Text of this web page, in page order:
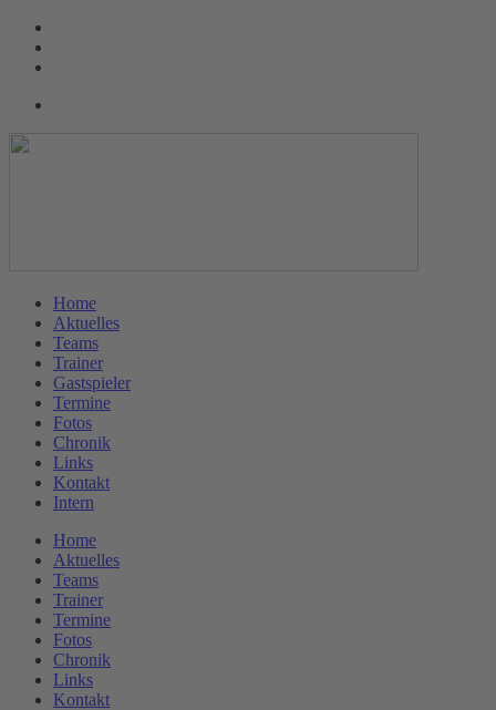
Home
Aktuelles
Teams
Trainer
Gastspieler
Termine
Fotos
Chronik
Links
Kontakt
Intern
Home
Aktuelles
Teams
Trainer
Termine
Fotos
Chronik
Links
Kontakt